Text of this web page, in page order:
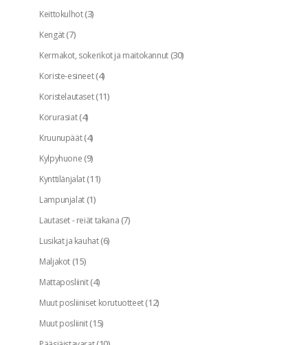
Keittokulhot(3)
Kengät(7)
Kermakot, sokerikot ja maitokannut(30)
Koriste-esineet(4)
Koristelautaset(11)
Korurasiat(4)
Kruunupäät(4)
Kylpyhuone(9)
Kynttilänjalat(11)
Lampunjalat(1)
Lautaset - reiät takana(7)
Lusikat ja kauhat(6)
Maljakot(15)
Mattaposliinit(4)
Muut posliiniset korutuotteet(12)
Muut posliinit(15)